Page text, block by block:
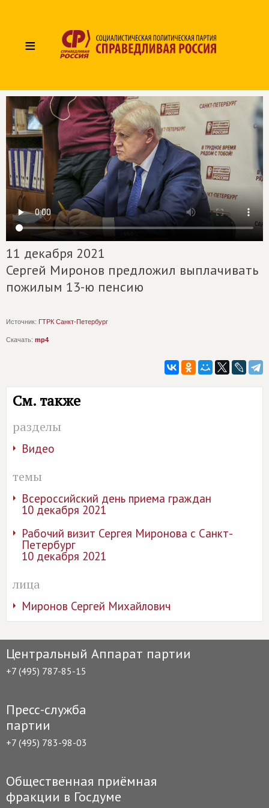
≡
11 декабря 2021
Сергей Миронов предложил выплачивать
пожилым 13-ю пенсию
Источник: ГТРК Санкт-Петербург
Скачать: mp4
См. также
разделы
Видео
темы
Всероссийский день приема граждан
10 декабря 2021
Рабочий визит Сергея Миронова с Санкт-
Петербург
10 декабря 2021
лица
Миронов Сергей Михайлович
Центральный Аппарат партии
+7 (495) 787-85-15
Пресс-служба
партии
+7 (495) 783-98-03
Общественная приёмная
фракции в Госдуме